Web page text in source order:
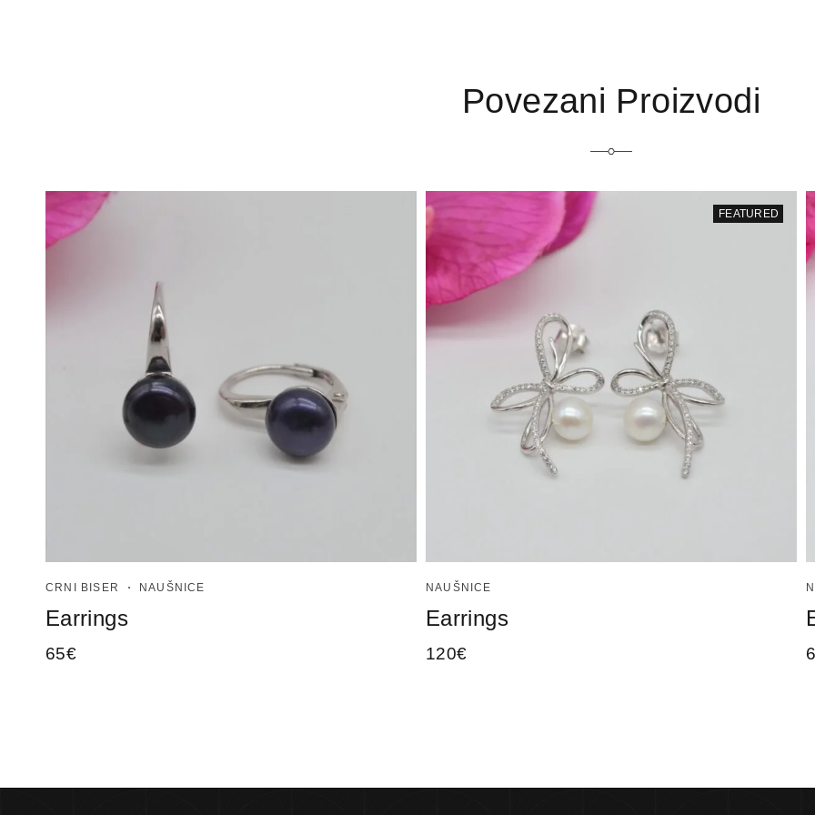
Povezani Proizvodi
CRNI BISER NAUŠNICE
Earrings
65€
FEATURED
NAUŠNICE
Earrings
120€